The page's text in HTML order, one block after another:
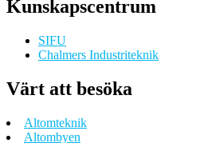
Kunskapscentrum
SIFU
Chalmers Industriteknik
Värt att besöka
Altomteknik
Altombyen